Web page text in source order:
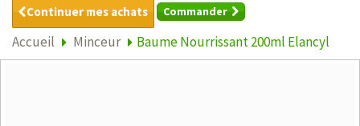
Continuer mes achats Commander
Accueil Minceur Baume Nourrissant 200ml Elancyl